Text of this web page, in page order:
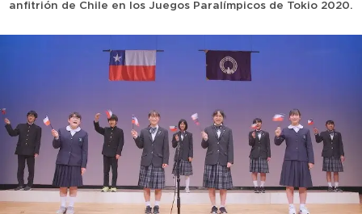
anfitrión de Chile en los Juegos Paralímpicos de Tokio 2020.